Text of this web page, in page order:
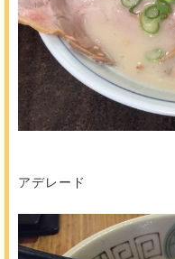
アデレード